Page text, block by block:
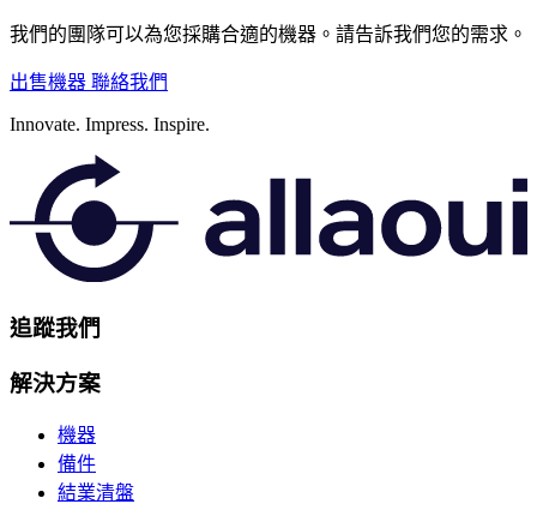
我們的團隊可以為您採購合適的機器。請告訴我們您的需求。
出售機器 聯絡我們
Innovate. Impress. Inspire.
追蹤我們
解決方案
機器
備件
結業清盤